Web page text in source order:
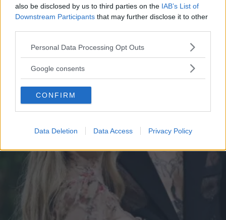
also be disclosed by us to third parties on the IAB’s List of
Downstream Participants that may further disclose it to other
Please note that this website/app uses one or more Google
not limited to your visit or usage behaviour. You may click to
use your data for below specified purposes in below Google
consent section.
Personal Data Processing Opt Outs
Google consents
CONFIRM
Data Deletion Data Access Privacy Policy